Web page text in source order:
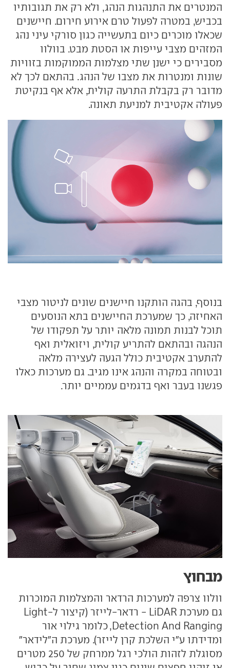
המנטרים את התנהגות הנהג, ולא רק את תגובותיו
בכביש, במטרה לפעול טרם אירוע חירום. חיישנים
שכאלו מוכרים כיום בתעשייה כגון סורקי עיני נהג
המזהים מצבי עייפות או הסטת מבט. בוולוו
מסבירים כי ישנן שתי מצלמות הממוקמות בזוויות
שונות ומנטרות את מצבו של הנהג. בהתאם לכך לא
מדובר רק בקבלת התרעה קולית, אלא אף בנקיטת
פעולה אקטיבית למניעת תאונה.
בנוסף, בהגה הותקנו חיישנים שונים לניטור מצבי
האחיזה, כך שמערכת החיישנים בתא הנוסעים
תוכל לבנות תמונה מלאה יותר על תפקודו של
הנהגה ובהתאם להתריע קולית, ויזואלית ואף
להתערב אקטיבית כולל הגעה לעצירה מלאה
ובטוחה במקרה והנהג אינו מגיב. גם מערכות כאלו
פגשנו בעבר ואף בדגמים עממיים יותר.
מבחוץ
וולוו צרפה למערכות הרדאר והמצלמות המוכרות
גם מערכת LiDAR - רדאר-לייזר (קיצור ל-Light
Detection And Ranging, כלומר גילוי אור
ומדידתו ע"י השלכת קרן לייזר). מערכת ה"לידאר"
מסוגלת לזהות הולכי רגל ממרחק של 250 מטרים